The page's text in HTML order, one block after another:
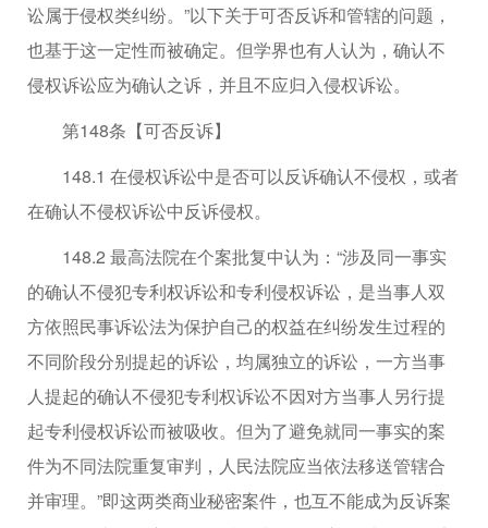
讼属于侵权类纠纷。”以下关于可否反诉和管辖的问题，
也基于这一定性而被确定。但学界也有人认为，确认不
侵权诉讼应为确认之诉，并且不应归入侵权诉讼。
第148条【可否反诉】
148.1 在侵权诉讼中是否可以反诉确认不侵权，或者
在确认不侵权诉讼中反诉侵权。
148.2 最高法院在个案批复中认为：“涉及同一事实
的确认不侵犯专利权诉讼和专利侵权诉讼，是当事人双
方依照民事诉讼法为保护自己的权益在纠纷发生过程的
不同阶段分别提起的诉讼，均属独立的诉讼，一方当事
人提起的确认不侵犯专利权诉讼不因对方当事人另行提
起专利侵权诉讼而被吸收。但为了避免就同一事实的案
件为不同法院重复审判，人民法院应当依法移送管辖合
并审理。”即这两类商业秘密案件，也互不能成为反诉案